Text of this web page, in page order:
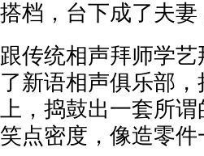
搭档，台下成了夫
跟传统相声拜师学
了新语相声俱乐部
上，捣鼓出一套所谓
笑点密度，像造零